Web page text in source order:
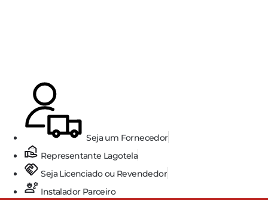
Seja um Fornecedor
Representante Lagotela
Seja Licenciado ou Revendedor
Instalador Parceiro